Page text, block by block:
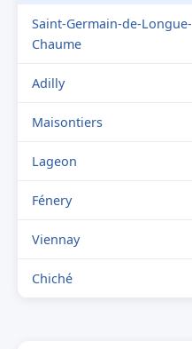
Saint-Germain-de-Longue-
Chaume
Adilly
Maisontiers
Lageon
Fénery
Viennay
Chiché